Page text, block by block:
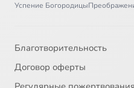
Успение Богородицы
Благотворительность
Договор оферты